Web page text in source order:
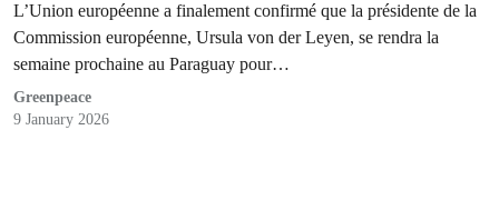
L’Union européenne a finalement confirmé que la présidente de la
Commission européenne, Ursula von der Leyen, se rendra la
semaine prochaine au Paraguay pour…
Greenpeace
9 January 2026